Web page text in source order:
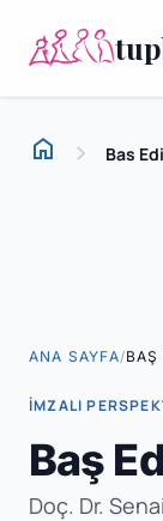
home
Ana Sayfa
chevron_right Bas
ANA SAYFA/BAŞ
İMZALI
Baş
Doç. Dr.